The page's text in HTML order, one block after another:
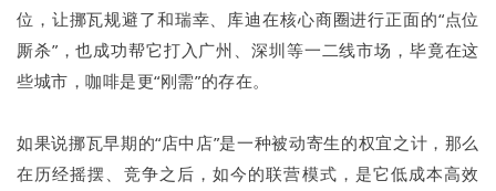
位，让挪瓦规避了和瑞幸、库迪在核心商圈进行正面的“点位
厮杀”，也成功帮它打入广州、深圳等一二线市场，毕竟在这
些城市，咖啡是更“刚需”的存在。
如果说挪瓦早期的“店中店”是一种被动寄生的权宜之计，那么
在历经摇摆、竞争之后，如今的联营模式，是它低成本高效